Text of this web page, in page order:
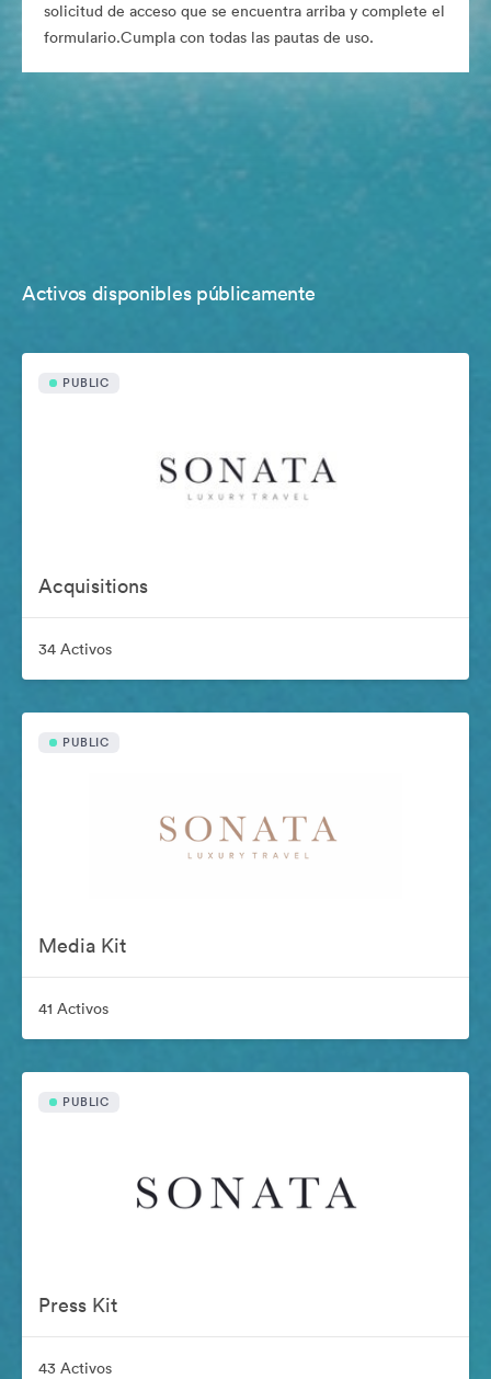
solicitud de acceso que se encuentra arriba y complete el
formulario.Cumpla con todas las pautas de uso.
Activos disponibles públicamente
PUBLIC
Acquisitions
34 Activos
PUBLIC
Media Kit
41 Activos
PUBLIC
Press Kit
43 Activos